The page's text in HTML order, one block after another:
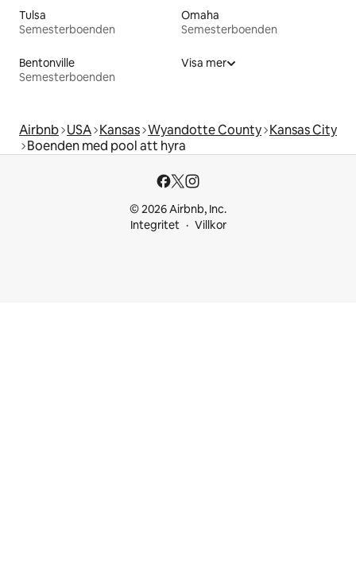
Tulsa
Semesterboenden
Omaha
Semesterboenden
Bentonville
Semesterboenden
Visa mer
Airbnb USA Kansas Wyandotte County Kansas City
Boenden med pool att hyra
© 2026 Airbnb, Inc.
Integritet
Villkor